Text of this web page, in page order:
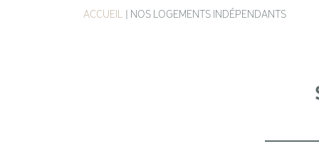
ACCUEIL | NOS LOGEMENTS INDÉPENDANTS